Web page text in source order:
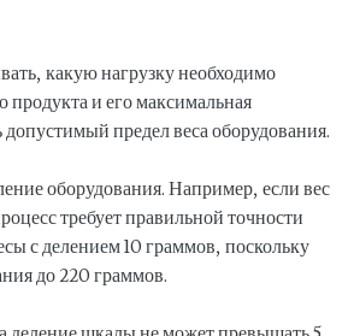
какую нагрузку необходимо
и его максимальная
предел веса оборудования.
оборудования. Например, если вес
требует правильной точности
с делением 10 граммов, поскольку
до 220 граммов.